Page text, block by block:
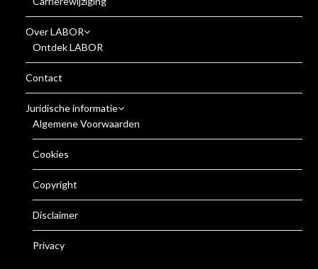
Over LABOR
Ontdek LABOR
Contact
Juridische informatie
Algemene Voorwaarden
Cookies
Copyright
Disclaimer
Privacy